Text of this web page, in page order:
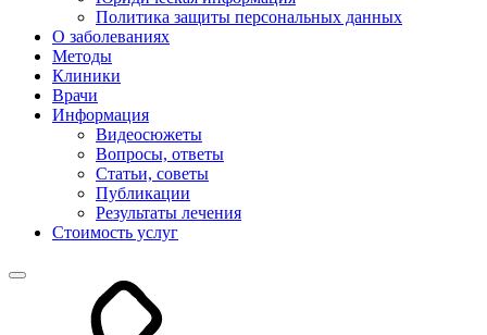
Политика защиты персональных данных
О заболеваниях
Методы
Клиники
Врачи
Информация
Видеосюжеты
Вопросы, ответы
Статьи, советы
Публикации
Результаты лечения
Стоимость услуг